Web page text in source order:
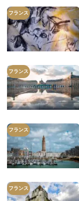
フランス
フランス
フランス
フランス